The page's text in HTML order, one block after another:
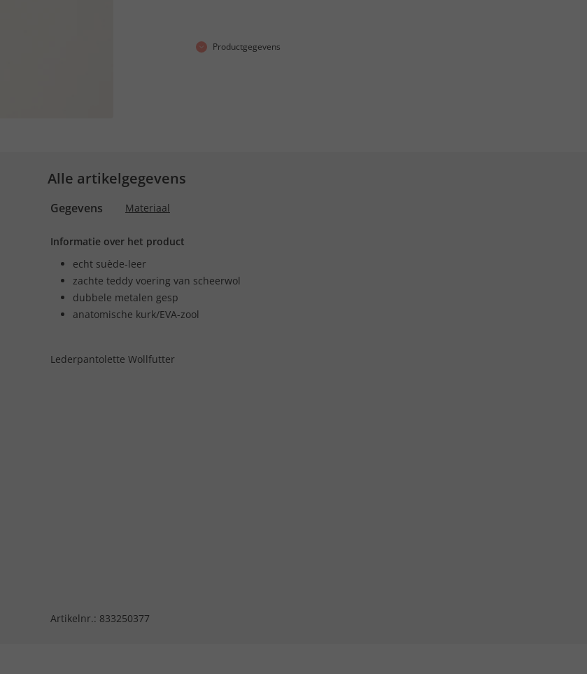
Productgegevens
Alle artikelgegevens
Gegevens Materiaal
Informatie over het product
echt suède-leer
zachte teddy voering van scheerwol
dubbele metalen gesp
anatomische kurk/EVA-zool
Lederpantolette Wollfutter
Artikelnr.: 833250377